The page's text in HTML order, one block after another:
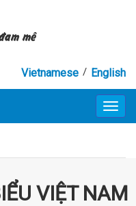
mê
English
/
Vietnamese
VIỆT NAM